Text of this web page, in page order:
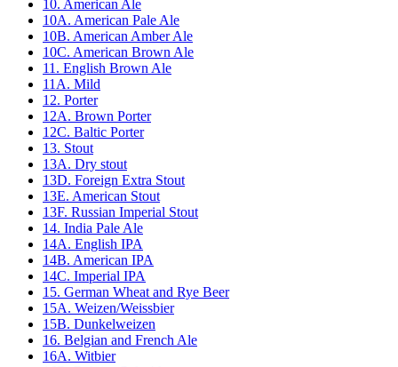
10. American Ale
10A. American Pale Ale
10B. American Amber Ale
10C. American Brown Ale
11. English Brown Ale
11A. Mild
12. Porter
12A. Brown Porter
12C. Baltic Porter
13. Stout
13A. Dry stout
13D. Foreign Extra Stout
13E. American Stout
13F. Russian Imperial Stout
14. India Pale Ale
14A. English IPA
14B. American IPA
14C. Imperial IPA
15. German Wheat and Rye Beer
15A. Weizen/Weissbier
15B. Dunkelweizen
16. Belgian and French Ale
16A. Witbier